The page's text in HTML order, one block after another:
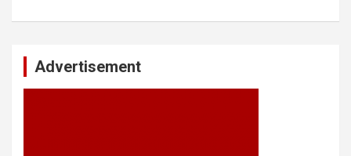
Advertisement